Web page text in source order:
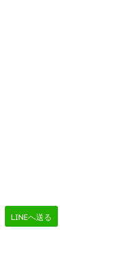
LINEへ送る